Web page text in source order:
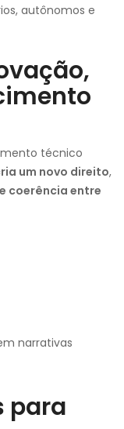
autônomos e
técnico
um novo direito,
coerência entre
narrativas
para